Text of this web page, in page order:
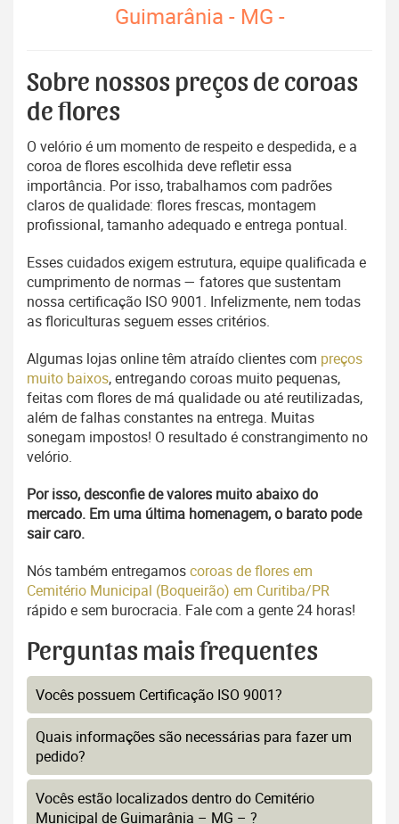
Guimarânia - MG -
Sobre nossos preços de coroas
de flores
O velório é um momento de respeito e despedida, e a
coroa de flores escolhida deve refletir essa
importância. Por isso, trabalhamos com padrões
claros de qualidade: flores frescas, montagem
profissional, tamanho adequado e entrega pontual.
Esses cuidados exigem estrutura, equipe qualificada e
cumprimento de normas — fatores que sustentam
nossa certificação ISO 9001. Infelizmente, nem todas
as floriculturas seguem esses critérios.
Algumas lojas online têm atraído clientes com preços
muito baixos, entregando coroas muito pequenas,
feitas com flores de má qualidade ou até reutilizadas,
além de falhas constantes na entrega. Muitas
sonegam impostos! O resultado é constrangimento no
velório.
Por isso, desconfie de valores muito abaixo do
mercado. Em uma última homenagem, o barato pode
sair caro.
Nós também entregamoscoroas de flores em
Cemitério Municipal (Boqueirão) em Curitiba/PR
rápido e sem burocracia. Fale com a gente 24 horas!
Perguntas mais frequentes
Vocês possuem Certificação ISO 9001?
Quais informações são necessárias para fazer um
pedido?
Vocês estão localizados dentro do Cemitério
Municipal de Guimarânia – MG – ?